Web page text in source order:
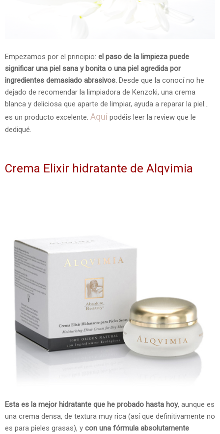
Empezamos por el principio: el paso de la limpieza puede
significar una piel sana y bonita o una piel agredida por
ingredientes demasiado abrasivos. Desde que la conocí no he
dejado de recomendar la limpiadora de Kenzoki, una crema
blanca y deliciosa que aparte de limpiar, ayuda a reparar la piel...
es un producto excelente. Aquí podéis leer la review que le
dediqué.
Crema Elixir hidratante de Alqvimia
Esta es la mejor hidratante que he probado hasta hoy, aunque es
una crema densa, de textura muy rica (así que definitivamente no
es para pieles grasas), y con una fórmula absolutamente